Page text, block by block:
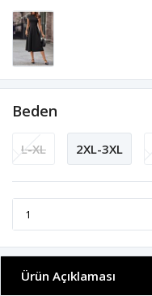
Beden
L-XL 2XL-3XL
Ürün Açıklaması